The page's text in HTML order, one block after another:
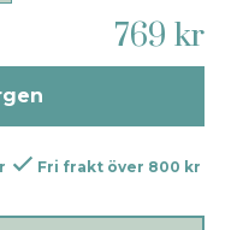
769 kr
Fri frakt över 800 kr